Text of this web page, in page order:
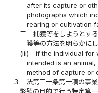
after its capture or
photographs which
rearing or cultivation
三
捕獲等をしようとす
獲等の方法を明らかに
(iii)
if the individual for
intended is an
method of capture or
３
法第三十条第一項の事